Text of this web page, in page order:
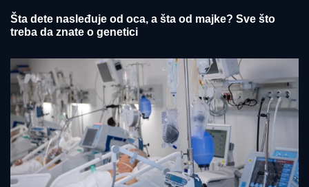
Šta dete nasleđuje od oca, a šta od majke? Sve što
treba da znate o genetici